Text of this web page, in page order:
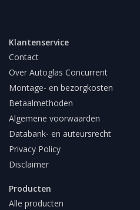
Klantenservice
Contact
Over Autoglas Concurrent
Montage- en bezorgkosten
Betaalmethoden
Algemene voorwaarden
Databank- en auteursrecht
Privacy Policy
Disclaimer
Producten
Alle producten